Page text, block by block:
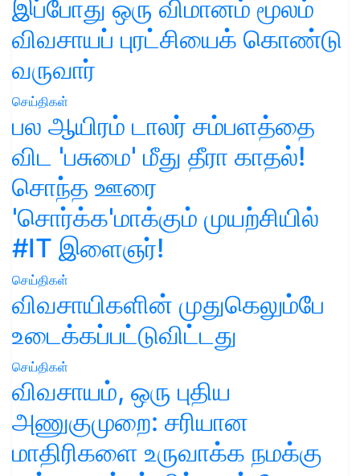
இப்போது ஒரு விமானம் மூலம்
விவசாயப் புரட்சியைக் கொண்டு
வருவார்
செய்திகள்
பல ஆயிரம் டாலர் சம்பளத்தை
விட 'பசுமை' மீது தீரா காதல்!
சொந்த ஊரை
'சொர்க்க'மாக்கும் முயற்சியில்
#IT இளைஞர்!
செய்திகள்
விவசாயிகளின் முதுகெலும்பே
உடைக்கப்பட்டுவிட்டது
செய்திகள்
விவசாயம், ஒரு புதிய
அணுகுமுறை: சரியான
மாதிரிகளை உருவாக்க நமக்கு